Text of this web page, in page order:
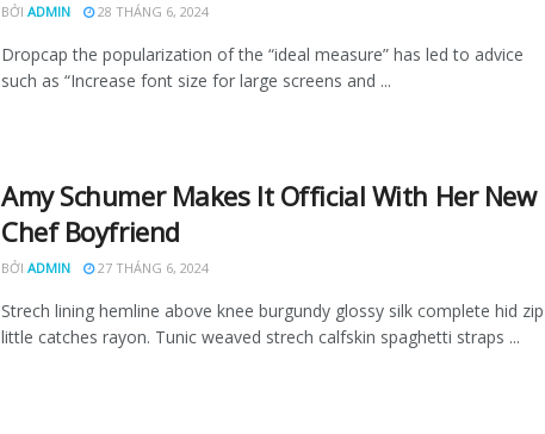
BỞI ADMIN 28 THÁNG 6, 2024
Dropcap the popularization of the “ideal measure” has led to advice
such as “Increase font size for large screens and ...
Amy Schumer Makes It Official With Her New
Chef Boyfriend
BỞI ADMIN 27 THÁNG 6, 2024
Strech lining hemline above knee burgundy glossy silk complete hid zip
little catches rayon. Tunic weaved strech calfskin spaghetti straps ...